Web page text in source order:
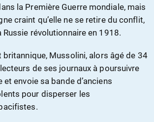
la Première Guerre mondiale, mais
craint qu’elle ne se retire du conflit,
Russie révolutionnaire en 1918.
britannique, Mussolini, alors âgé de 34
de ses journaux à poursuivre
et envoie sa bande d’anciens
pour disperser les